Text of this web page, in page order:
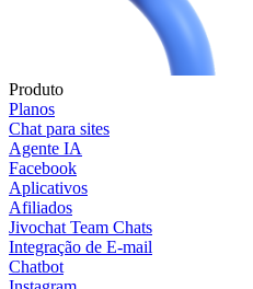
Produto
Planos
Chat para sites
Agente IA
Facebook
Aplicativos
Afiliados
Jivochat Team Chats
Integração de E-mail
Chatbot